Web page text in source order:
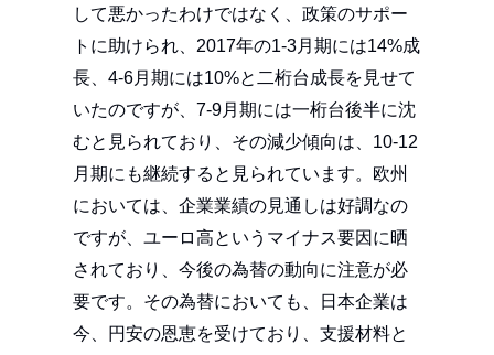
して悪かったわけではなく、政策のサポー
トに助けられ、2017年の1-3月期には14%成
長、4-6月期には10%と二桁台成長を見せて
いたのですが、7-9月期には一桁台後半に沈
むと見られており、その減少傾向は、10-12
月期にも継続すると見られています。欧州
においては、企業業績の見通しは好調なの
ですが、ユーロ高というマイナス要因に晒
されており、今後の為替の動向に注意が必
要です。その為替においても、日本企業は
今、円安の恩恵を受けており、支援材料と